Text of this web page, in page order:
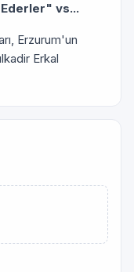
vs...
Erzurum'un
Erkal